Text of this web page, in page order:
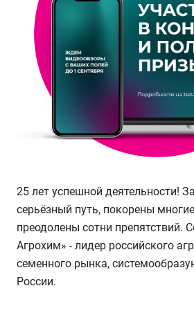
25 лет успешной деятельности!
серьёзный путь, покорены
преодолены сотни препятствий.
Агрохим» - лидер российского
семенного рынка,
России.